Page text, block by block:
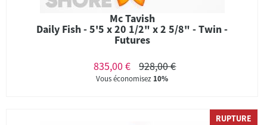
Mc Tavish
Daily Fish - 5'5 x 20 1/2" x 2 5/8" - Twin -
Futures
835,00 €
928,00 €
Vous économisez 10%
RUPTURE